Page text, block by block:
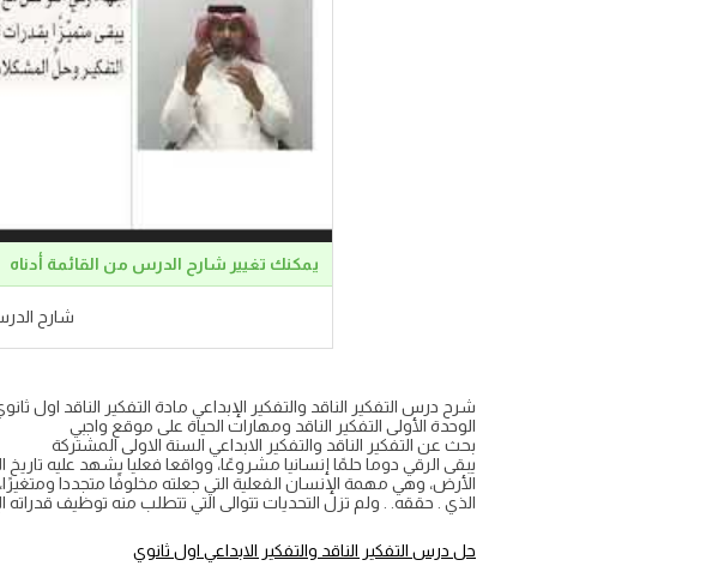
يمكنك تغيير شارح الدرس من القائمة أدناه
شارح
الوحدة الأولى التفكير الناقد ومهارات الحياة على موقع واجبي
بحث عن التفكير الناقد والتفكير الابداعي السنة الاولى المشتركة
يبقى الرقي دوما حلمًا إنسانيا مشروعًا، وواقعا فعليا يشهد عليه
الأرض، وهي مهمة الإنسان الفعلية التي جعلته مخلوفًا متجددا
الذي . حققه. . ولم تزل التحديات تتوالى التي تتطلب منه توظيف
حل درس التفكير الناقد والتفكير الابداعي اول ثانوي